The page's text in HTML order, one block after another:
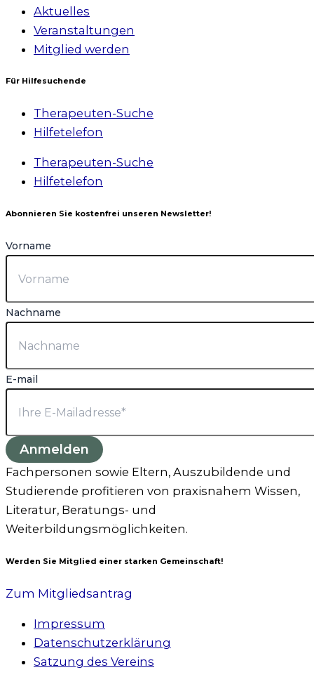
Aktuelles
Veranstaltungen
Mitglied werden
Für Hilfesuchende
Therapeuten-Suche
Hilfetelefon
Therapeuten-Suche
Hilfetelefon
Abonnieren Sie kostenfrei unseren Newsletter!
Vorname
Nachname
E-mail
Anmelden
Fachpersonen sowie Eltern, Auszubildende und
Studierende profitieren von praxisnahem Wissen,
Literatur, Beratungs- und
Weiterbildungsmöglichkeiten.
Werden Sie Mitglied einer starken Gemeinschaft!
Zum Mitgliedsantrag
Impressum
Datenschutzerklärung
Satzung des Vereins